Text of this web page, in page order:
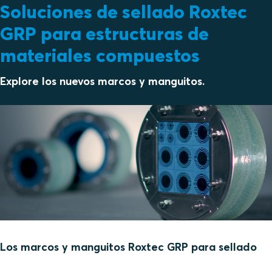
Soluciones de sellado Roxtec
GRP para estructuras de
materiales compuestos
Explore los nuevos marcos y manguitos.
Los marcos y manguitos Roxtec GRP para sellado